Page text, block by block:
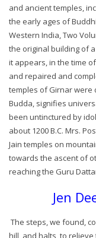
and ancient temples,
the early ages of
Western India, Two
the original building of
it appears, in the time
and repaired and
temples of Girnar were
Budda, signifies
been untinctured by
about 1200 B.C. Mrs.
Jain temples on
towards the ascent of
reaching the Guru
Jen
The steps, we found,
hill, and halts, to